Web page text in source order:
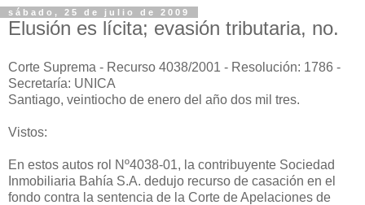
sábado, 25 de julio de 2009
Elusión es lícita; evasión tributaria, no.
Corte Suprema - Recurso 4038/2001 - Resolución: 1786 -
Secretaría: UNICA
Santiago, veintiocho de enero del año dos mil tres.
Vistos:
En estos autos rol Nº4038-01, la contribuyente Sociedad
Inmobiliaria Bahía S.A. dedujo recurso de casación en el
fondo contra la sentencia de la Corte de Apelaciones de